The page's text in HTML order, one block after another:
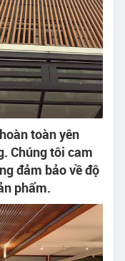
toàn yên
Chúng tôi cam
đảm bảo về độ
phẩm.